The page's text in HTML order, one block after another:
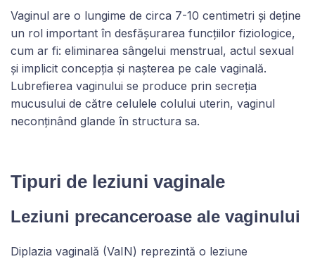
Vaginul are o lungime de circa 7-10 centimetri și deține
un rol important în desfășurarea funcțiilor fiziologice,
cum ar fi: eliminarea sângelui menstrual, actul sexual
și implicit concepția și nașterea pe cale vaginală.
Lubrefierea vaginului se produce prin secreția
mucusului de către celulele colului uterin, vaginul
neconținând glande în structura sa.
Tipuri de leziuni vaginale
Leziuni precanceroase ale vaginului
Diplazia vaginală (VaIN) reprezintă o leziune